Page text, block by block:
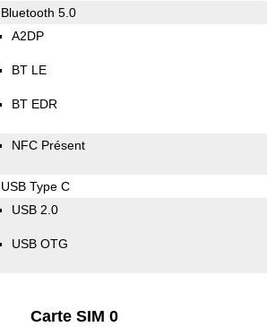
Bluetooth 5.0
A2DP
BT LE
BT EDR
NFC Présent
USB Type C
USB 2.0
USB OTG
Carte SIM 0